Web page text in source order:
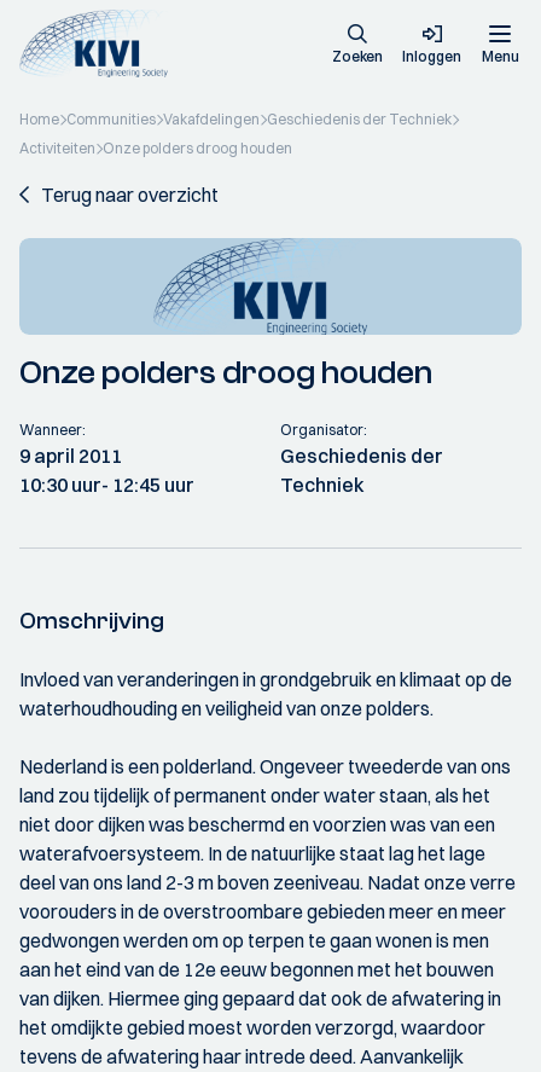
Zoeken Inloggen Menu
Home Communities Vakafdelingen Geschiedenis der Techniek
Activiteiten Onze polders droog houden
Terug naar overzicht
Onze polders droog houden
Wanneer:
9 april 2011
10:30 uur- 12:45 uur
Organisator:
Geschiedenis der
Techniek
Omschrijving
Invloed van veranderingen in grondgebruik en klimaat op de
waterhoudhouding en veiligheid van onze polders.
Nederland is een polderland. Ongeveer tweederde van ons
land zou tijdelijk of permanent onder water staan, als het
niet door dijken was beschermd en voorzien was van een
waterafvoersysteem. In de natuurlijke staat lag het lage
deel van ons land 2-3 m boven zeeniveau. Nadat onze verre
voorouders in de overstroombare gebieden meer en meer
gedwongen werden om op terpen te gaan wonen is men
aan het eind van de 12e eeuw begonnen met het bouwen
van dijken. Hiermee ging gepaard dat ook de afwatering in
het omdijkte gebied moest worden verzorgd, waardoor
tevens de afwatering haar intrede deed. Aanvankelijk